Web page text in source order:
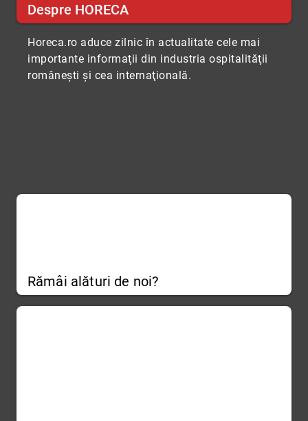
Despre HORECA
Horeca.ro aduce zilnic în actualitate cele mai
importante informaţii din industria ospitalităţii
româneşti şi cea internaţională.
Rămâi alături de noi?